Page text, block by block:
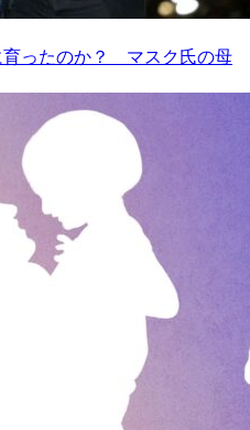
育ったのか？ マスク氏の母